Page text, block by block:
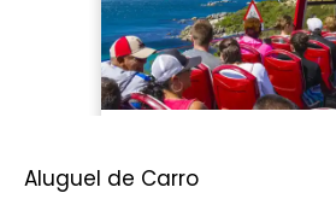
Aluguel de Carro